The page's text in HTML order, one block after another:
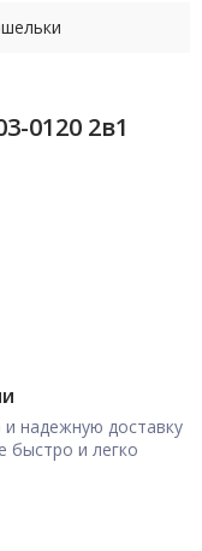
0120 2в1
надежную доставку
быстро и легко